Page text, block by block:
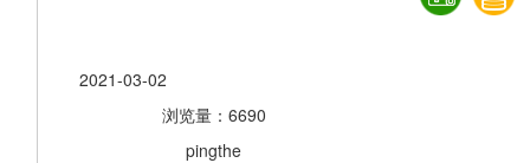
2021-03-02
浏览量：6690
pingthe